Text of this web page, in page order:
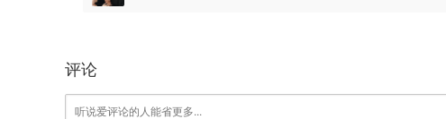
评论